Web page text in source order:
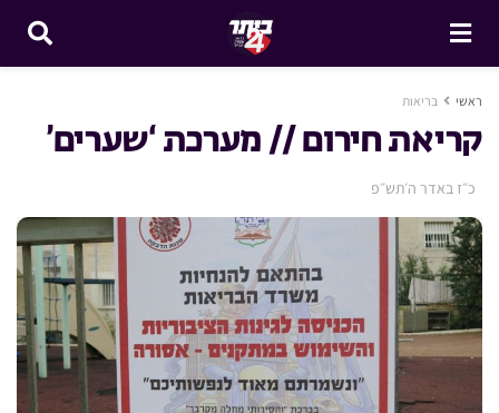
ראשי בריאות
קריאת חירום // מערכת ‘שערים’
כ״ז באדר ה׳תש״פ